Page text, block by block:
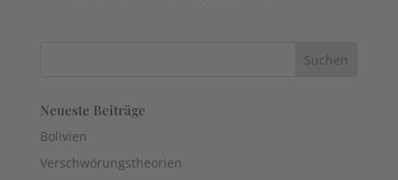
Neueste Beiträge
Bolivien
Verschwörungstheorien